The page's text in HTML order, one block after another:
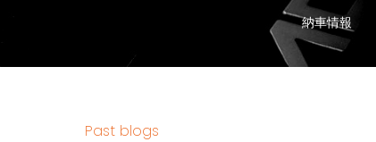
納車情報
Past blogs